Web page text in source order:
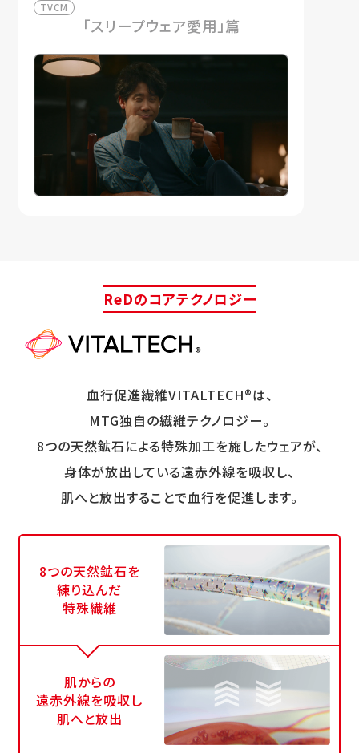
TVCM
「スリープウェア愛用」篇
ReDのコアテクノロジー
血行促進繊維VITALTECH®は、
MTG独自の繊維テクノロジー。
8つの天然鉱石による特殊加工を施したウェアが、
身体が放出している遠赤外線を吸収し、
肌へと放出することで血行を促進します。
8つの天然鉱石を
練り込んだ
特殊繊維
肌からの
遠赤外線を吸収し
肌へと放出